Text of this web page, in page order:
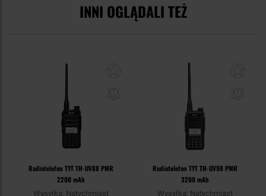
INNI OGLĄDALI TEŻ
Radiotelefon TYT TH-UV88 PMR
2200 mAh
Wysyłka: Natychmiast
Radiotelefon TYT TH-UV98 PMR
3200 mAh
Wysyłka: Natychmiast